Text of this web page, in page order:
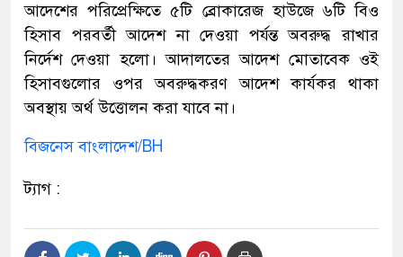
আদেশের পরিপ্রেক্ষিতে ৫টি ব্রোকারেজ হাউজে ৬টি বিও
হিসাব পরবর্তী আদেশ না দেওয়া পর্যন্ত অবরুদ্ধ রাখার
নির্দেশ দেওয়া হলো। আদালতের আদেশ মোতাবেক ওই
হিসাবগুলোর ওপর অবরুদ্ধকরণ আদেশ কার্যকর থাকা
অবস্থায় অর্থ উত্তোলন করা যাবে না।
বিজনেস বাংলাদেশ/BH
ট্যাগ :